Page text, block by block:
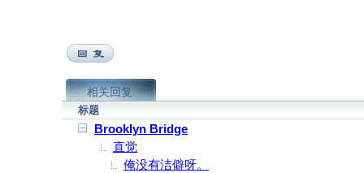
相关回复
标题
Brooklyn Bridge
直觉
俺没有洁僻呀。